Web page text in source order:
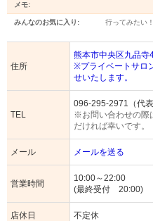
メモ:
みんなのお気に入り: 行ってみたい
住所
熊本市中央区九品寺
※プライベートサロ
せいたします。
TEL
096-295-2971（代表
※お問い合わせの際
だければ幸いです。
メール メールを送る
営業時間
10:00～22:00
(最終受付 20:00)
店休日 不定休